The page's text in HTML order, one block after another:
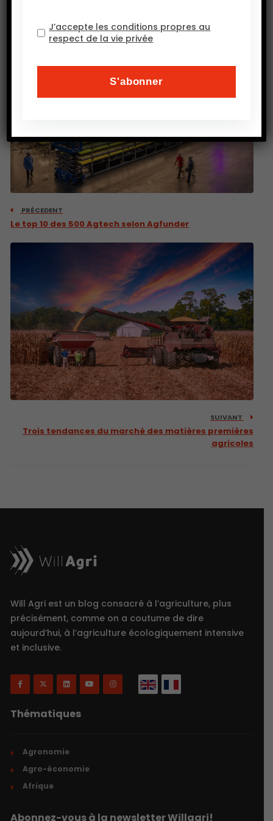
PRÉCEDENT
Le top 10 des 500 Agtech selon Agfunder
SUIVANT
Trois tendances du marché des matières premières
agricoles
Will Agri est un blog consacré à l’agriculture, plus
précisément, comme on a coutume de dire
aujourd’hui, à l’agriculture écologiquement intensive
et inclusive.
Thématiques
Agronomie
Agro-économie
Afrique
Abonnez-vous à la newsletter Willagri!
J’accepte les conditions propres au
respect de la vie privée